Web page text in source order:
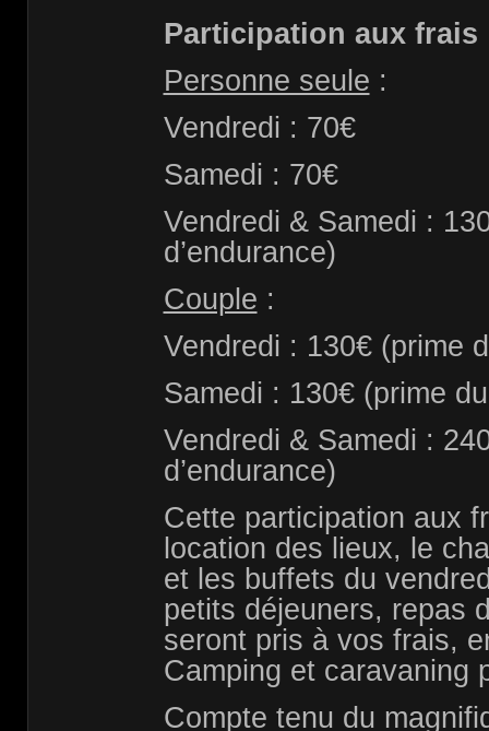
Participation aux frais
Personne seule :
Vendredi : 70€
Samedi : 70€
Vendredi & Samedi :
d’endurance)
Couple :
Vendredi : 130€ (prime
Samedi : 130€ (prime
Vendredi & Samedi :
d’endurance)
Cette participation aux
location des lieux, le
et les buffets du
petits déjeuners, repas
seront pris à vos frais,
Camping et caravaning
Compte tenu du